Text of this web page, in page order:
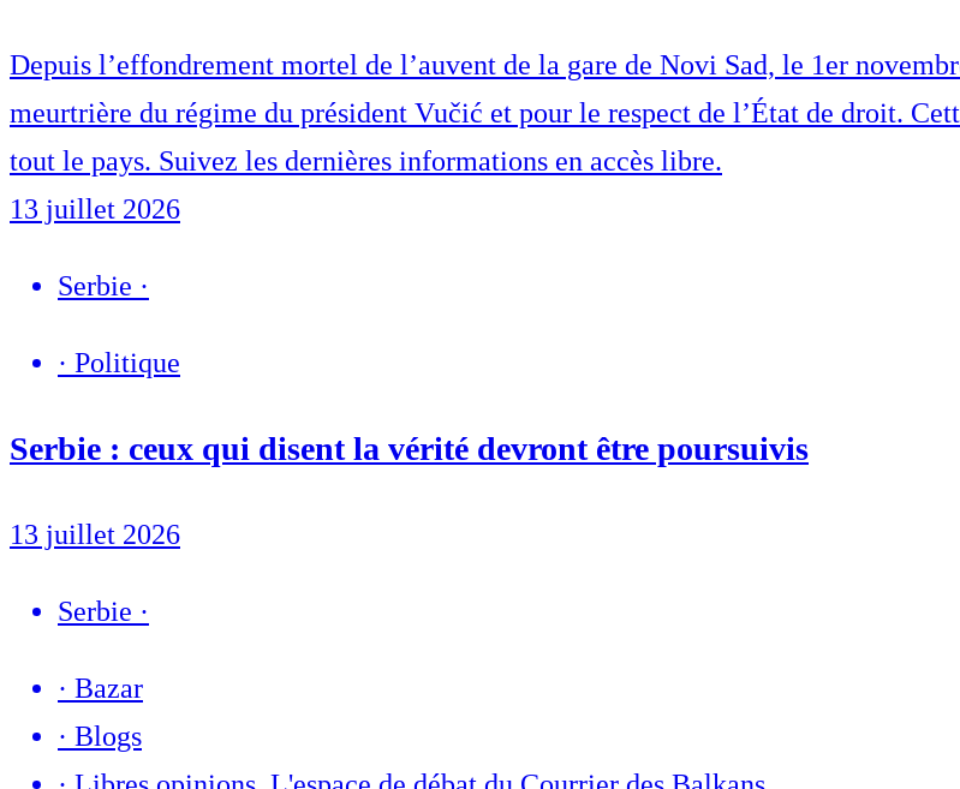
Depuis l’effondrement mortel de l’auvent de la gare de Novi Sad, le 1er
meurtrière du régime du président Vučić et pour le respect de l’État de droit.
tout le pays. Suivez les dernières informations en accès libre.
13 juillet 2026
Serbie ·
· Politique
Serbie : ceux qui disent la vérité devront être poursuivis
13 juillet 2026
Serbie ·
· Bazar
· Blogs